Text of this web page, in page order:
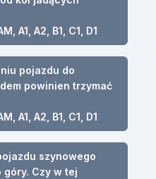
A1, A2, B1, C1, D1
pojazdu do
powinien trzymać
A1, A2, B1, C1, D1
szynowego
góry. Czy w tej